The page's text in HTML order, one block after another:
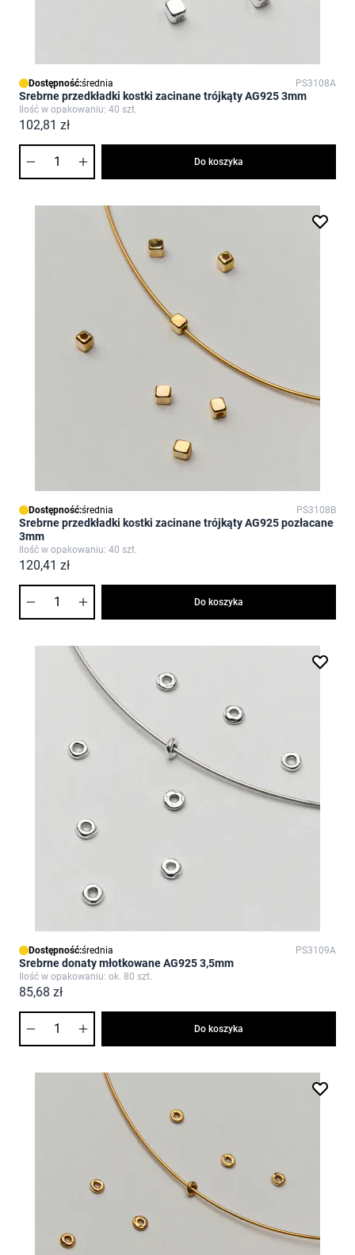
Dostępność:średnia PS3108A
Srebrne przedkładki kostki zacinane trójkąty AG925 3mm
Ilość w opakowaniu: 40 szt.
102,81 zł
Do koszyka
Dostępność:średnia PS3108B
Srebrne przedkładki kostki zacinane trójkąty AG925 pozłacane
3mm
Ilość w opakowaniu: 40 szt.
120,41 zł
Do koszyka
Dostępność:średnia PS3109A
Srebrne donaty młotkowane AG925 3,5mm
Ilość w opakowaniu: ok. 80 szt.
85,68 zł
Do koszyka